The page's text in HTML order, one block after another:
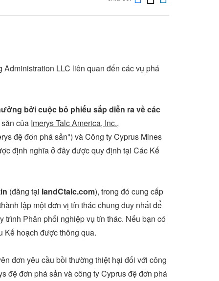
LLC liên quan đến các vụ phá
bởi cuộc bỏ phiếu sắp diễn ra về các
của Imerys Talc America, Inc.,
đệ đơn phá sản") và Công ty Cyprus Mines
định nghĩa ở đây được quy định tại Các Kế
(đăng tại IandCtalc.com), trong đó cung cấp
lập một đơn vị tín thác chung duy nhất để
trình Phân phối nghiệp vụ tín thác. Nếu bạn có
Kế hoạch được thông qua.
đơn yêu cầu bồi thường thiệt hại đối với công
đệ đơn phá sản và công tyCyprusđệ đơn phá